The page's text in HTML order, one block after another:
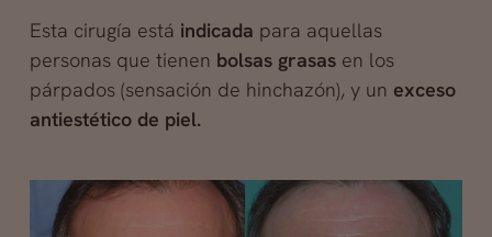
Esta cirugía está indicada para aquellas
personas que tienen bolsas grasasen los
párpados (sensación de hinchazón), y un exceso
antiestético de piel.